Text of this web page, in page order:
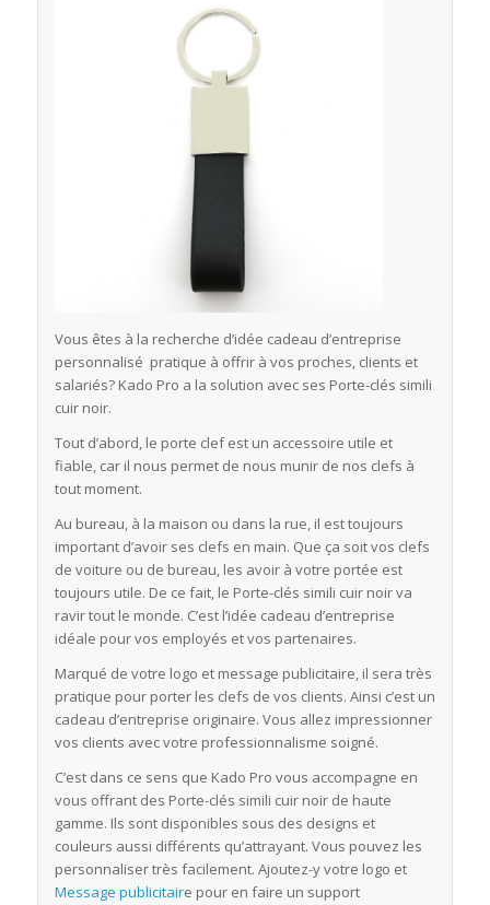
Vous êtes à la recherche d’idée cadeau d’entreprise
personnalisé pratique à offrir à vos proches, clients et
salariés? Kado Pro a la solution avec ses Porte-clés simili
cuir noir.
Tout d’abord, le porte clef est un accessoire utile et
fiable, car il nous permet de nous munir de nos clefs à
tout moment.
Au bureau, à la maison ou dans la rue, il est toujours
important d’avoir ses clefs en main. Que ça soit vos clefs
de voiture ou de bureau, les avoir à votre portée est
toujours utile. De ce fait, le Porte-clés simili cuir noir va
ravir tout le monde. C’est l’idée cadeau d’entreprise
idéale pour vos employés et vos partenaires.
Marqué de votre logo et message publicitaire, il sera très
pratique pour porter les clefs de vos clients. Ainsi c’est un
cadeau d’entreprise originaire. Vous allez impressionner
vos clients avec votre professionnalisme soigné.
C’est dans ce sens que Kado Pro vous accompagne en
vous offrant des Porte-clés simili cuir noir de haute
gamme. Ils sont disponibles sous des designs et
couleurs aussi différents qu’attrayant. Vous pouvez les
personnaliser très facilement. Ajoutez-y votre logo et
Message publicitaire pour en faire un support